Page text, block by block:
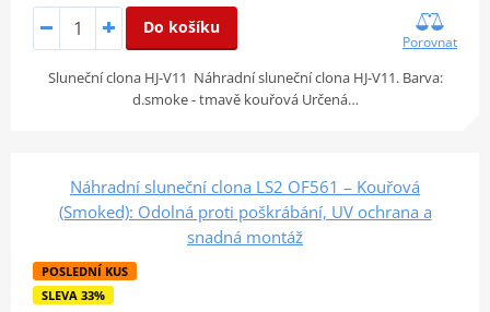
Do košíku
Porovnat
Sluneční clona HJ-V11 Náhradní sluneční clona HJ-V11. Barva:
d.smoke - tmavě kouřová Určená…
Náhradní sluneční clona LS2 OF561 – Kouřová
(Smoked): Odolná proti poškrábání, UV ochrana a
snadná montáž
POSLEDNÍ KUS
SLEVA 33%